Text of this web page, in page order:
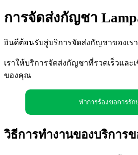
การจัดส่งกัญชา
ยินดีต้อนรับสู่บริการจัดส่งกัญชาของเรา
เราให้บริการจัดส่งกัญชาที่รวดเร็วและ
ของคุณ
ทำการร้องขอการรัก
วิธีการทำงานของบริการข